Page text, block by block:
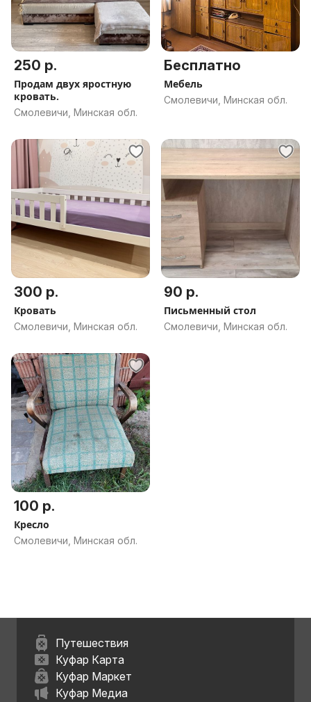
250 р.
Продам двух яростную
кровать.
Смолевичи, Минская обл.
Бесплатно
Мебель
Смолевичи, Минская обл.
300 р.
Кровать
Смолевичи, Минская обл.
90 р.
Письменный стол
Смолевичи, Минская обл.
100 р.
Кресло
Смолевичи, Минская обл.
Путешествия
Куфар Карта
Куфар Маркет
Куфар Медиа